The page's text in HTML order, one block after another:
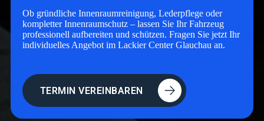
Ob gründliche Innenraumreinigung, Lederpflege oder
kompletter Innenraumschutz – lassen Sie Ihr Fahrzeug
professionell aufbereiten und schützen. Fragen Sie jetzt Ihr
individuelles Angebot im Lackier Center Glauchau an.
TERMIN VEREINBAREN